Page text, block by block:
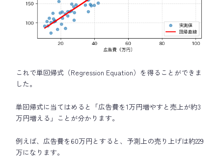
これで単回帰式（Regression Equation）を得ることができま
した。
単回帰式に当てはめると「広告費を1万円増やすと売上が約3
万円増える」ことが分かります。
例えば、広告費を60万円とすると、予測上の売り上げは約229
万になります。